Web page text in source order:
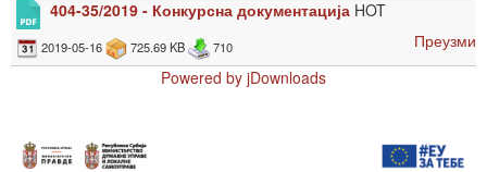
404-35/2019 - Конкурсна документација HOT
2019-05-16 725.69 KB 710
Преузми
Powered by jDownloads